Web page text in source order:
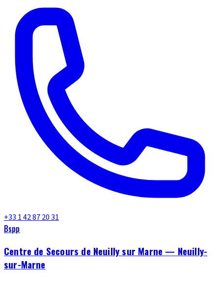
+33 1 42 87 20 31
Bspp
Centre de Secours de Neuilly sur Marne — Neuilly-
sur-Marne